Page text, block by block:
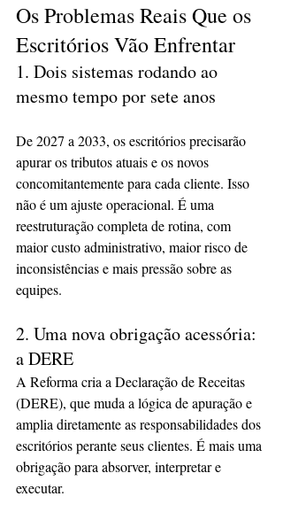
Os Problemas Reais Que os
Escritórios Vão Enfrentar
1. Dois sistemas rodando ao
mesmo tempo por sete anos
De 2027 a 2033, os escritórios precisarão
apurar os tributos atuais e os novos
concomitantemente para cada cliente. Isso
não é um ajuste operacional. É uma
reestruturação completa de rotina, com
maior custo administrativo, maior risco de
inconsistências e mais pressão sobre as
equipes.
2. Uma nova obrigação acessória:
a DERE
A Reforma cria a Declaração de Receitas
(DERE), que muda a lógica de apuração e
amplia diretamente as responsabilidades dos
escritórios perante seus clientes. É mais uma
obrigação para absorver, interpretar e
executar.